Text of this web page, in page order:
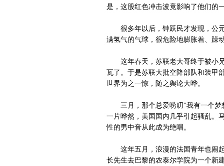
是，这股红色冲击波竟影响了他们
很多年以后，钟跃民才发现，公元
满氢气的气球，很危险地膨胀着、
这年春天，苏联老大哥终于被小兄
瓦了。于是苏联大批空降部队和装甲
世界为之一惊，随之舆论大哗。
三月，那个总爱唠叨"我有一个梦
一片哗然，美国国内几乎引起骚乱。
性的男中音从此成为绝唱。
这年五月，浪漫的法国青年也闹起
长先生去巴黎的农泰尔学院为一个新